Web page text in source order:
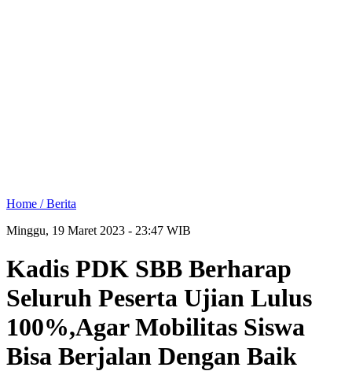
Home /Berita
Minggu, 19 Maret 2023 - 23:47 WIB
Kadis PDK SBB Berharap
Seluruh Peserta Ujian Lulus
100%,Agar Mobilitas Siswa
Bisa Berjalan Dengan Baik